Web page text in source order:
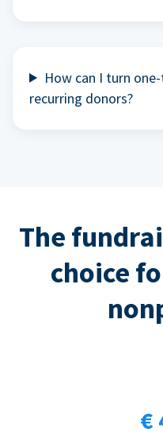
How can I turn
recurring donors?
The
choice
€